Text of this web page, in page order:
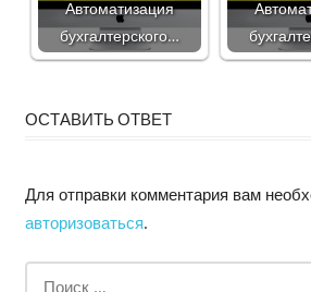
Автоматизация
бухгалтерского…
ОСТАВИТЬ ОТВЕТ
Для отправки комментария вам
авторизоваться.